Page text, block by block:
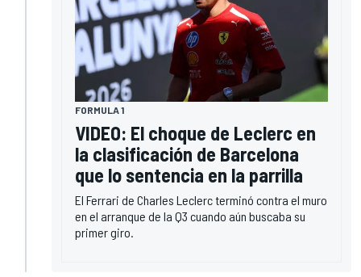
FORMULA 1
VIDEO: El choque de Leclerc en
la clasificación de Barcelona
que lo sentencia en la parrilla
El Ferrari de Charles Leclerc terminó contra el muro
en el arranque de la Q3 cuando aún buscaba su
primer giro.